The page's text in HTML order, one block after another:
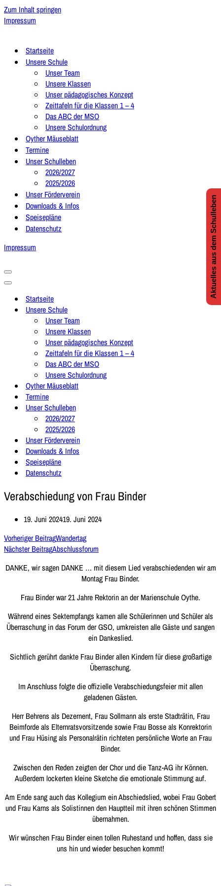
Zum Inhalt springen
Impressum
Startseite
Unsere Schule
Unser Team
Unsere Klassen
Unser pädagogisches Konzept
Zeittafeln für die Klassen 1 – 4
Das ABC der MSO
Unsere Schulordnung
Oyther Mäuseblatt
Termine
Unser Schulleben
2026/2027
2025/2026
Unser Förderverein
Downloads & Infos
Speisepläne
Datenschutz
Impressum
Navigationsmenü
Navigationsmenü
Startseite
Unsere Schule
Unser Team
Unsere Klassen
Unser pädagogisches Konzept
Zeittafeln für die Klassen 1 – 4
Das ABC der MSO
Unsere Schulordnung
Oyther Mäuseblatt
Termine
Unser Schulleben
2026/2027
2025/2026
Unser Förderverein
Downloads & Infos
Speisepläne
Datenschutz
Verabschiedung von Frau Binder
19. Juni 202419. Juni 2024
Vorheriger BeitragWandertag
Nächster BeitragAbschlussforum
DANKE, wir sagen DANKE … mit diesem Lied verabschiedenden wir am
Montag Frau Binder.
Frau Binder war 21 Jahre Rektorin an der Marienschule Oythe.
Während eines Sektempfangs kamen alle Schülerinnen und Schüler als
Überraschung in das Forum der GSO, umkreisten alle Gäste und sangen
ein Dankeslied.
Sichtlich gerührt dankte Frau Binder allen Kindern für diese großartige
Überraschung.
Im Anschluss folgte die offizielle Verabschiedungsfeier mit allen
geladenen Gästen.
Herr Behrens als Dezernent, Frau Sollmann als erste Stadträtin, Frau
Beimforde als Elternratsvorsitzende sowie Frau Bosse als Konrektorin
und Frau Hüsing als Personalrätin richteten persönliche Worte an Frau
Binder.
Zwischen den Reden zeigten der Chor und die Tanz-AG ihr Können.
Außerdem lockerten kleine Sketche die emotionale Stimmung auf.
Am Ende sang auch das Kollegium ein Abschiedslied, wobei Frau Gobert
und Frau Karns als Solistinnen den Hauptteil mit ihren schönen Stimmen
übernahmen.
Wir wünschen Frau Binder einen tollen Ruhestand und hoffen, dass sie
uns hin und wieder besuchen kommt!
Aktuelles aus dem Schulleben